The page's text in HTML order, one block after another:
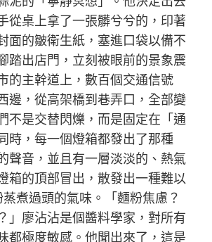
從桌上拿了一張髒兮兮的，印著
面的皺衛生紙，塞進口袋以備不
踏出店門，立刻被眼前的景象震
的主幹道上，數百個交通信號
邊，從高架橋到巷弄口，全部變
不是交替閃爍，而是固定在「通
時，每一個燈箱都發出了那種
聲音，並且有一層淡淡的、熱氣
箱的頂部冒出，散發出一種難以
煮過頭的氣味。「麵粉焦慮？
」廖沾沾是個醬料學家，對所有
都極度敏感。他聞出來了，這是